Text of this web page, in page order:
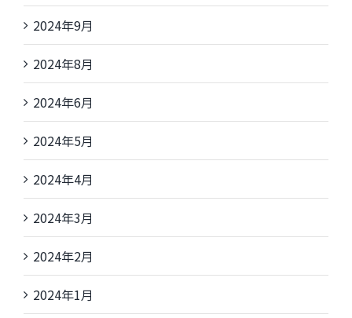
2024年9月
2024年8月
2024年6月
2024年5月
2024年4月
2024年3月
2024年2月
2024年1月